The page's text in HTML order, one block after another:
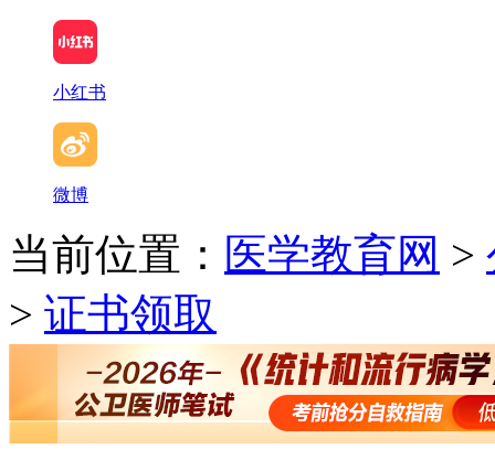
小红书
微博
当前位置： 医学教育网 >
> 证书领取